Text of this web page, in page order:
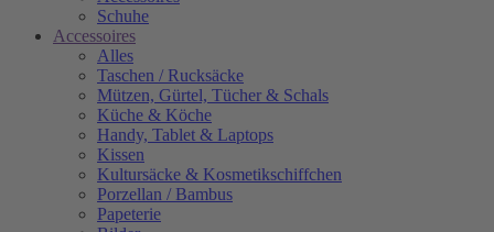
Schuhe
Accessoires
Alles
Taschen / Rucksäcke
Mützen, Gürtel, Tücher & Schals
Küche & Köche
Handy, Tablet & Laptops
Kissen
Kultursäcke & Kosmetikschiffchen
Porzellan / Bambus
Papeterie